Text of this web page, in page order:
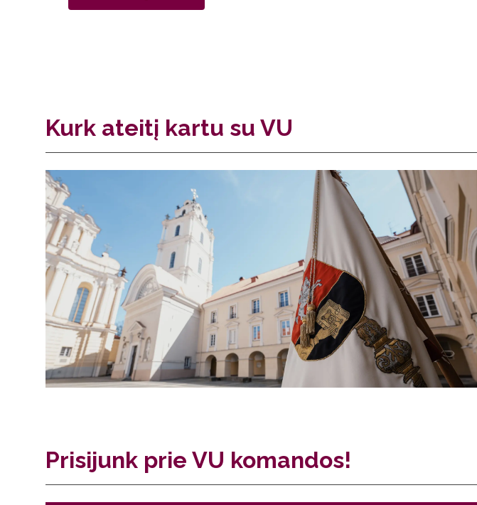
Kurk ateitį kartu su VU
Prisijunk prie VU komandos!